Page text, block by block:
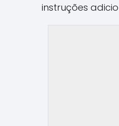
instruções